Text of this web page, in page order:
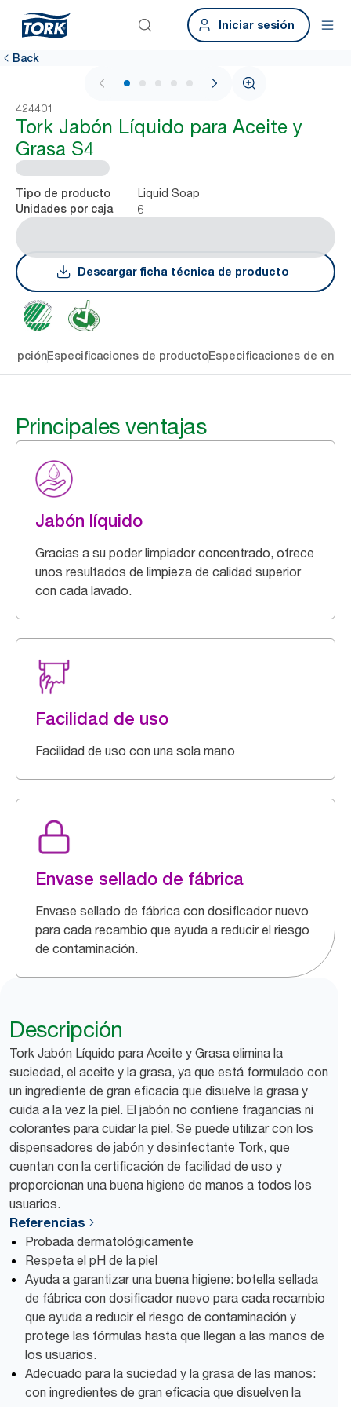
Iniciar sesión
Back
1 / 6
424401
Tork Jabón Líquido para Aceite y
Grasa S4
Tipo de producto Liquid Soap
Unidades por caja 6
Descargar ficha técnica de producto
Especificaciones de productoEspecificaciones de
Principales ventajas
Jabón líquido
Gracias a su poder limpiador concentrado, ofrece
unos resultados de limpieza de calidad superior
con cada lavado.
Facilidad de uso
Facilidad de uso con una sola mano
Envase sellado de fábrica
Envase sellado de fábrica con dosificador nuevo
para cada recambio que ayuda a reducir el riesgo
de contaminación.
Descripción
Tork Jabón Líquido para Aceite y Grasa elimina la
suciedad, el aceite y la grasa, ya que está formulado con
un ingrediente de gran eficacia que disuelve la grasa y
cuida a la vez la piel. El jabón no contiene fragancias ni
colorantes para cuidar la piel. Se puede utilizar con los
dispensadores de jabón y desinfectante Tork, que
cuentan con la certificación de facilidad de uso y
proporcionan una buena higiene de manos a todos los
usuarios.
Referencias
Probada dermatológicamente
Respeta el pH de la piel
Ayuda a garantizar una buena higiene: botella sellada
de fábrica con dosificador nuevo para cada recambio
que ayuda a reducir el riesgo de contaminación y
protege las fórmulas hasta que llegan a las manos de
los usuarios.
Adecuado para la suciedad y la grasa de las manos:
con ingredientes de gran eficacia que disuelven la